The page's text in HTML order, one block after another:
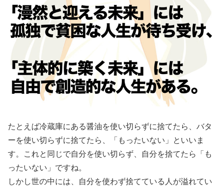
たとえば冷蔵庫にある醤油を使い切らずに捨てたら、バタ
ーを使い切らずに捨てたら、「もったいない」といいま
す。これと同じで自分を使い切らず、自分を捨てたら「も
ったいない」ですね。
しかし世の中には、自分を使わず捨てている人が溢れてい